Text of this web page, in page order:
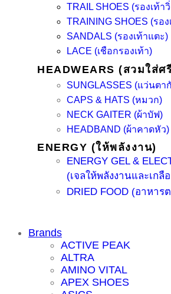
TRAIL SHOES (รองเท้า
TRAINING SHOES (รอ
SANDALS (รองเท้าแตะ)
LACE (เชือกรองเท้า)
HEADWEARS (สวมใส่ศ
SUNGLASSES (แว่นตา
CAPS & HATS (หมวก)
NECK GAITER (ผ้าบัฟ)
HEADBAND (ผ้าคาดหัว)
ENERGY (ให้พลังงาน)
ENERGY GEL &
(เจลให้พลังงานและเกลื
DRIED FOOD (อาหาร
Brands
ACTIVE PEAK
ALTRA
AMINO VITAL
APEX SHOES